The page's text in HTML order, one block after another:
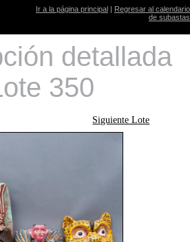
Ir a la página principal | Regresar al calendario
de subastas
detallada
350
Siguiente Lote